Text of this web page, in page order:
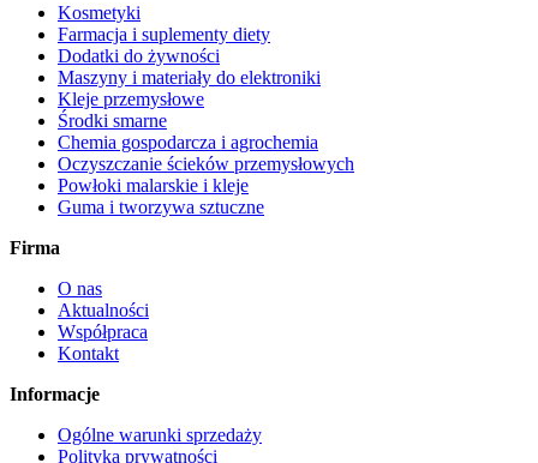
Kosmetyki
Farmacja i suplementy diety
Dodatki do żywności
Maszyny i materiały do elektroniki
Kleje przemysłowe
Środki smarne
Chemia gospodarcza i agrochemia
Oczyszczanie ścieków przemysłowych
Powłoki malarskie i kleje
Guma i tworzywa sztuczne
Firma
O nas
Aktualności
Współpraca
Kontakt
Informacje
Ogólne warunki sprzedaży
Polityka prywatności